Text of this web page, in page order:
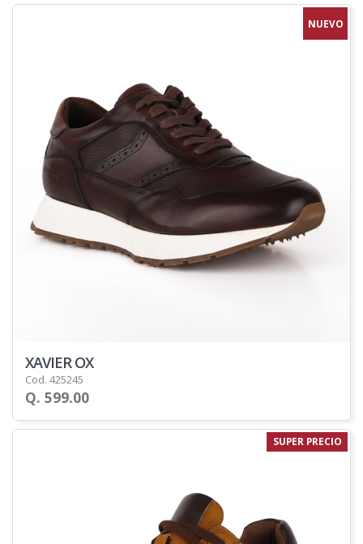
NUEVO
XAVIER OX
Cod. 425245
Q. 599.00
SUPER PRECIO